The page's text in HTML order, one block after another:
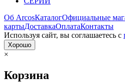
Об ArcosКаталогОфициальные
картыДоставкаОплатаКонтакты
Используя сайт, вы согла­шаетесь с
Хорошо
×
Корзина